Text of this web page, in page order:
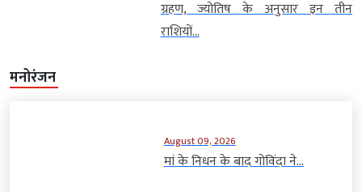
ग्रहण, ज्योतिष के अनुसार इन तीन
राशियों...
मनोरंजन
August 09, 2026
मां के निधन के बाद गोविंदा ने...